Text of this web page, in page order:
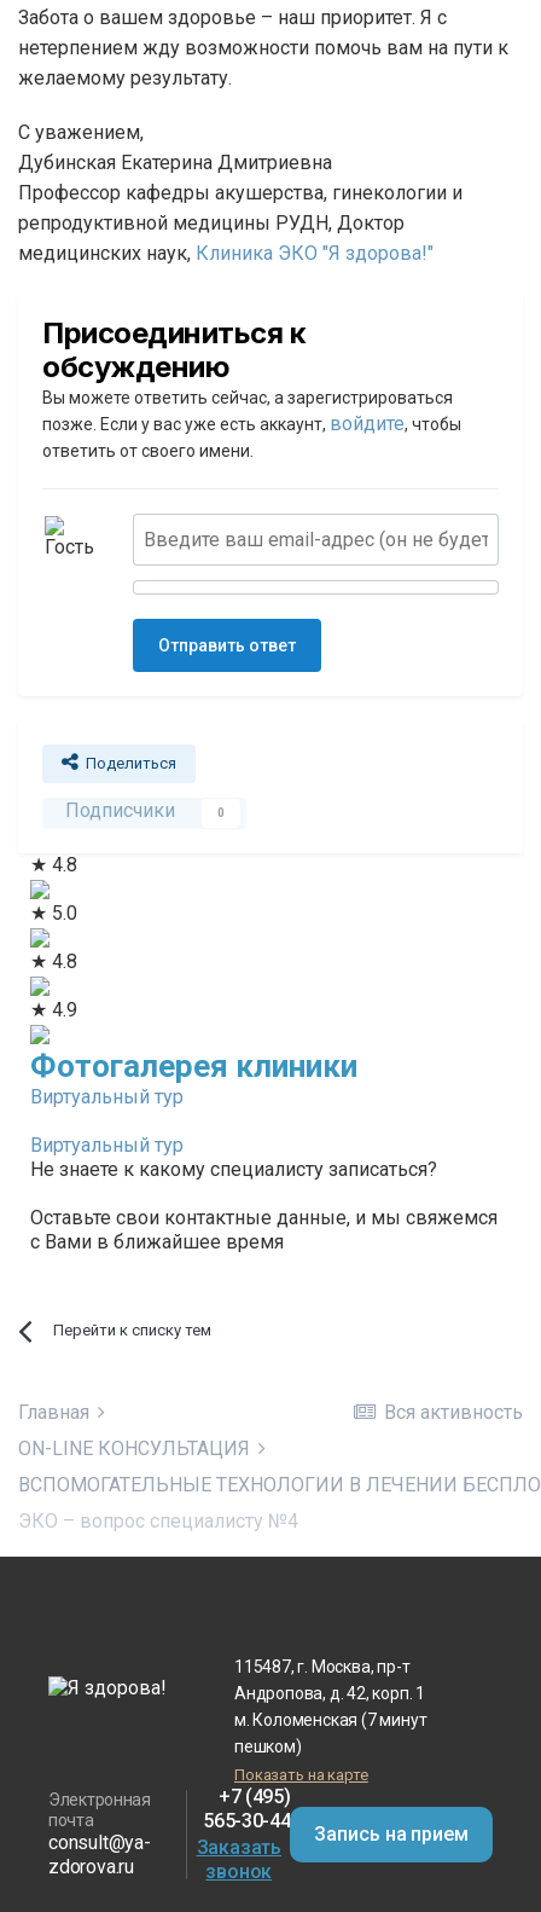
Забота о вашем здоровье – наш приоритет. Я с
нетерпением жду возможности помочь вам на пути к
желаемому результату.
С уважением,
Дубинская Екатерина Дмитриевна
Профессор кафедры акушерства, гинекологии и
репродуктивной медицины РУДН, Доктор
медицинских наук, Клиника ЭКО "Я здорова!"
Присоединиться к
обсуждению
Вы можете ответить сейчас, а зарегистрироваться
позже. Если у вас уже есть аккаунт, войдите, чтобы
ответить от своего имени.
Отправить ответ
Поделиться
Подписчики 0
★ 4.8
★ 5.0
★ 4.8
★ 4.9
Фотогалерея клиники
Виртуальный тур
Виртуальный тур
Не знаете к какому специалисту записаться?
Оставьте свои контактные данные, и мы свяжемся
с Вами в ближайшее время
Перейти к списку тем
Вся активность
Главная
ON-LINE КОНСУЛЬТАЦИЯ
ЭКО – вопрос специалисту №4
115487, г. Москва, пр-т
Андропова, д. 42, корп. 1
м. Коломенская (7 минут
пешком)
Показать на карте
Электронная
почта
consult@ya-
zdorova.ru
+7 (495)
565-30-44
Заказать
звонок
Запись на прием